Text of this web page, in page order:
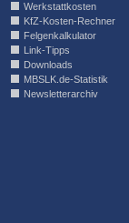
Werkstattkosten
KfZ-Kosten-Rechner
Felgenkalkulator
Link-Tipps
Downloads
MBSLK.de-Statistik
Newsletterarchiv